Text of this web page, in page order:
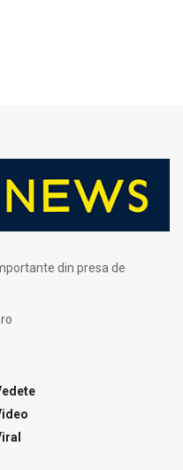
din presa de